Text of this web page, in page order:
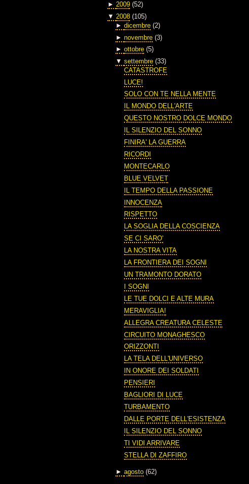
► 2009 (52)
▼ 2008 (105)
► dicembre (2)
► novembre (3)
► ottobre (5)
▼ settembre (33)
CATASTROFE
LUCE!
SOLO CON TE NELLA MENTE
IL MONDO DELL'ARTE
QUESTO NOSTRO DOLCE MONDO
IL SILENZIO DEL SONNO
FINIRA' LA GUERRA
RICORDI
MONTECARLO
BLUE VELVET
IL TEMPO DELLA PASSIONE
INNOCENZA
RISPETTO
LA SOGLIA DELLA COSCIENZA
SE CI SARO'
LA NOSTRA VITA
LA FRONTIERA DEI SOGNI
UN TRAMONTO DORATO
I SOGNI
LE TUE DOLCI E ALTE MURA
MERAVIGLIA!
ALLEGRA CREATURA CELESTE
CIRCUITO MONAGHESCO
ORIZZONTI
LA TELA DELL'UNIVERSO
IN ONORE DEI SOLDATI
PENSIERI
BAGLIORI DI LUCE
TURBAMENTO
DALLE PORTE DELL'ESISTENZA
IL SILENZIO DEL SONNO
TI VIDI ARRIVARE
STELLA DI ZAFFIRO
► agosto (62)